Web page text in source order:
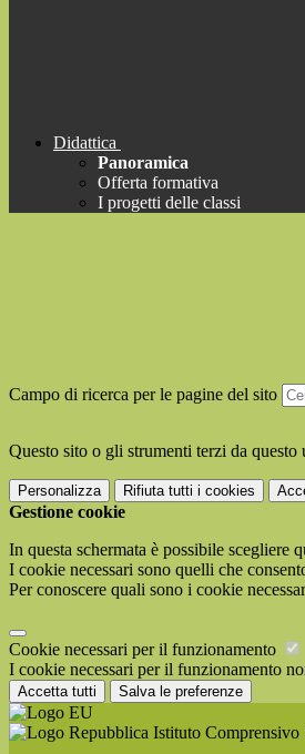
Didattica
Panoramica
Offerta formativa
I progetti delle classi
Campo di ricerca per le pagine del sito
Questo sito o gli strumenti terzi da
Personalizza Rifiuta tutti i cookies
Gestione cookie
In questa schermata è possibile scegliere
I cookie necessari sono quelli che
Per conoscere quali sono i cookie
Cookie necessari per il funzionamento
I cookie necessari per il funzionamento
Accetta tutti Salva le preferenze
Istituto Comprensivo